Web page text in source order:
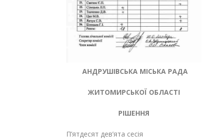
АНДРУШІВСЬКА МІСЬКА РАДА
ЖИТОМИРСЬКОЇ ОБЛАСТІ
РІШЕННЯ
П’ятдесят дев’ята сесія